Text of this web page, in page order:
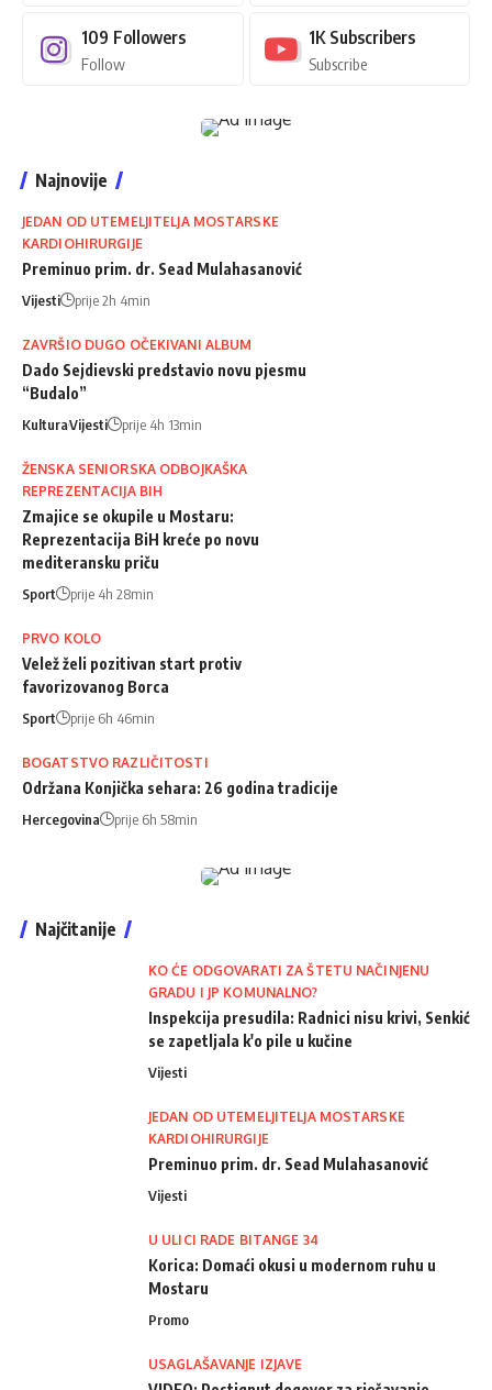
109 Followers
Follow
1K Subscribers
Subscribe
Najnovije
JEDAN OD UTEMELJITELJA MOSTARSKE
KARDIOHIRURGIJE
Preminuo prim. dr. Sead Mulahasanović
Vijesti prije 2h 4min
ZAVRŠIO DUGO OČEKIVANI ALBUM
Dado Sejdievski predstavio novu pjesmu
“Budalo”
KulturaVijesti prije 4h 13min
ŽENSKA SENIORSKA ODBOJKAŠKA
REPREZENTACIJA BIH
Zmajice se okupile u Mostaru:
Reprezentacija BiH kreće po novu
mediteransku priču
Sport prije 4h 28min
PRVO KOLO
Velež želi pozitivan start protiv
favorizovanog Borca
Sport prije 6h 46min
BOGATSTVO RAZLIČITOSTI
Održana Konjička sehara: 26 godina tradicije
Hercegovina prije 6h 58min
Najčitanije
KO ĆE ODGOVARATI ZA ŠTETU NAČINJENU
GRADU I JP KOMUNALNO?
Inspekcija presudila: Radnici nisu krivi, Senkić
se zapetljala k'o pile u kučine
Vijesti
JEDAN OD UTEMELJITELJA MOSTARSKE
KARDIOHIRURGIJE
Preminuo prim. dr. Sead Mulahasanović
Vijesti
U ULICI RADE BITANGE 34
Korica: Domaći okusi u modernom ruhu u
Mostaru
Promo
USAGLAŠAVANJE IZJAVE